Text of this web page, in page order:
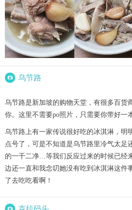
 乌节路
乌节路是新加坡的购物天堂，有很多百货
你。这里不需要po照片，只需要你带好一
乌节路上有一家传说很好吃的冰淇淋，明
点号了，可是不知道是乌节路里冷气太足
的一干二净…等我们反应过来的时候已经
边还一直和我念叨她没有吃到冰淇淋这件
了去吃吃看啊！
